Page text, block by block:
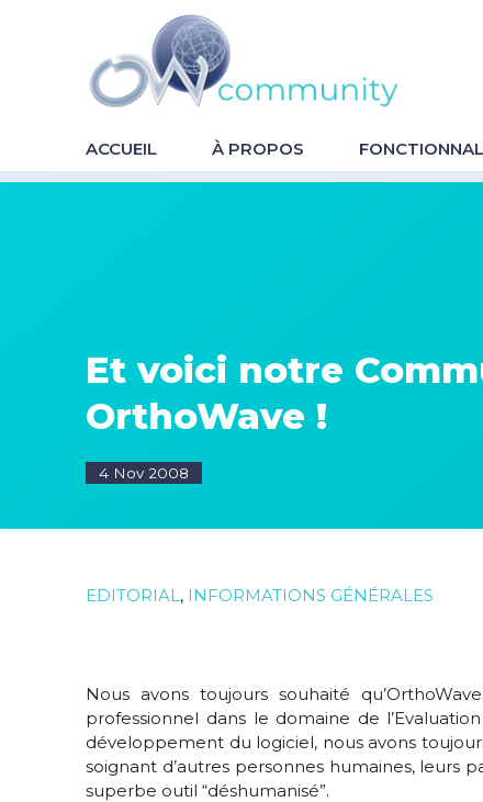
OrthoWave
Community
ACCUEIL À PROPOS
Et voici notre
OrthoWave !
4 Nov 2008
EDITORIAL, INFORMATIONS GÉNÉRALES
Nous avons toujours souhaité
professionnel dans le domaine de
développement du logiciel, nous avons
soignant d’autres personnes humaines,
superbe outil “déshumanisé”.